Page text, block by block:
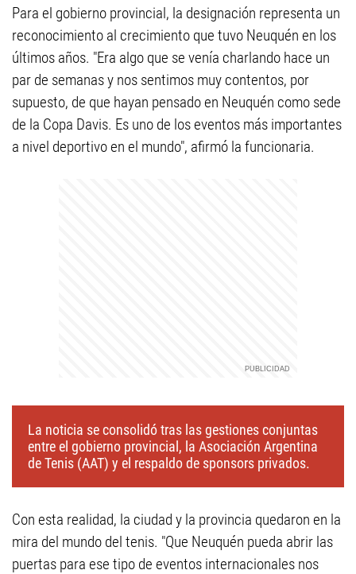
Para el gobierno provincial, la designación representa un
reconocimiento al crecimiento que tuvo Neuquén en los
últimos años. "Era algo que se venía charlando hace un
par de semanas y nos sentimos muy contentos, por
supuesto, de que hayan pensado en Neuquén como sede
de la Copa Davis. Es uno de los eventos más importantes
a nivel deportivo en el mundo", afirmó la funcionaria.
La noticia se consolidó tras las gestiones conjuntas
entre el gobierno provincial, la Asociación Argentina
de Tenis (AAT) y el respaldo de sponsors privados.
Con esta realidad, la ciudad y la provincia quedaron en la
mira del mundo del tenis. "Que Neuquén pueda abrir las
puertas para ese tipo de eventos internacionales nos